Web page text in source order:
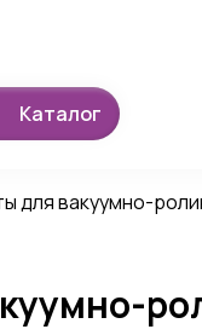
Каталог
для вакуумно-